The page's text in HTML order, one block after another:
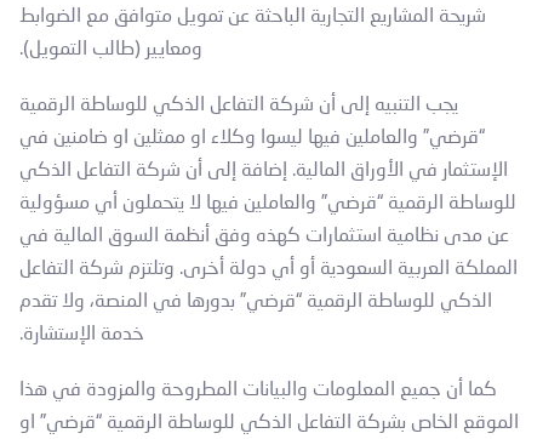
شريحة المشاريع التجارية الباحثة عن تمويل متوافق مع الضوابط
ومعايير (طالب التمويل).
يجب التنبيه إلى أن شركة التفاعل الذكي للوساطة الرقمية
“قرضي” والعاملين فيها ليسوا وكلاء او ممثلين او ضامنين في
الإستثمار في الأوراق المالية. إضافة إلى أن شركة التفاعل الذكي
للوساطة الرقمية “قرضي” والعاملين فيها لا يتحملون أي مسؤولية
عن مدى نظامية استثمارات كهذه وفق أنظمة السوق المالية في
المملكة العربية السعودية أو أي دولة أخرى. وتلتزم شركة التفاعل
الذكي للوساطة الرقمية “قرضي” بدورها في المنصة، ولا تقدم
خدمة الإستشارة.
كما أن جميع المعلومات والبيانات المطروحة والمزودة في هذا
الموقع الخاص بشركة التفاعل الذكي للوساطة الرقمية “قرضي” او